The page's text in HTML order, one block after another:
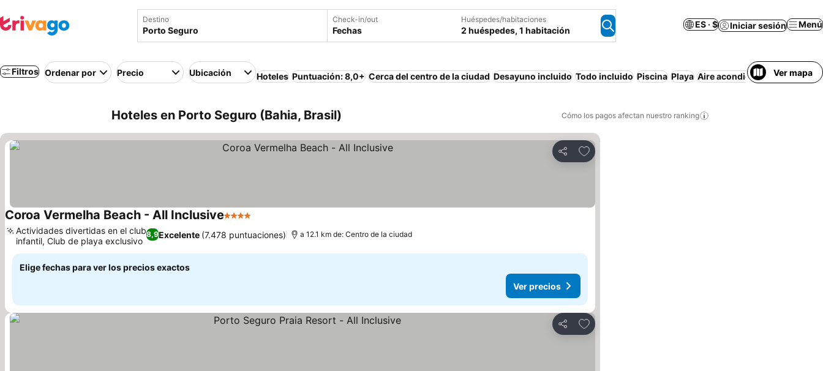
Destino Check-in/out
Fechas
Huéspedes/habitaciones
2 huéspedes, 1 habitación
ES · $ Iniciar sesión Menú
Filtros Ordenar por Precio Ubicación Hoteles Puntuación: 8,0+ Cerca del centro de la ciudad Desayuno incluido Todo incluido Piscina Playa Aire acondicionado Media
Ver mapa
Hoteles en Porto Seguro (Bahia, Brasil) Cómo los pagos afectan nuestro ranking
Compartir
Agregar a favoritos
Coroa Vermelha Beach - All Inclusive4 Estrellas
8,9Excelente (7.478 puntuaciones)
Actividades divertidas en el club
infantil, Club de playa exclusivo
a 12.1 km de: Centro de la ciudad
Elige fechas para ver los precios exactos
Ver precios
Compartir
Agregar a favoritos